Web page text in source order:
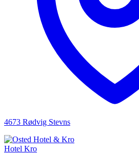
4673 Rødvig Stevns
Hotel Kro